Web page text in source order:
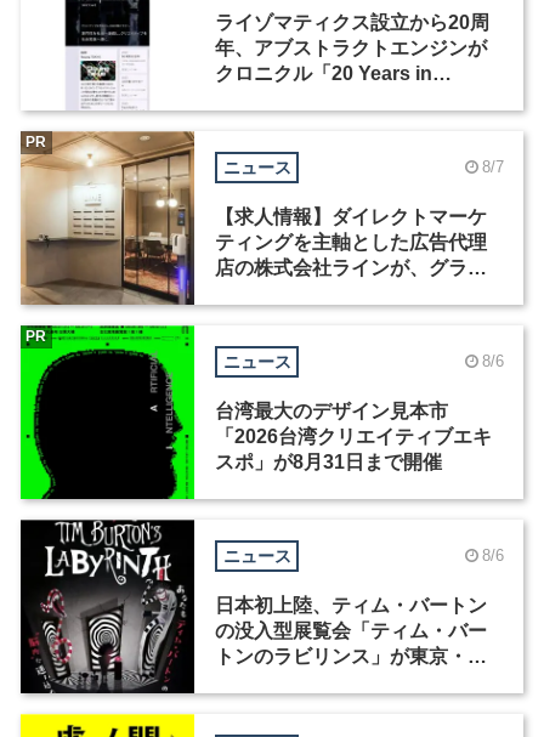
ライゾマティクス設立から20周
年、アブストラクトエンジンが
クロニクル「20 Years in
ニュース 8/7
【求人情報】ダイレクトマーケ
ティングを主軸とした広告代理
店の株式会社ラインが、グラフ
PR
ニュース 8/6
台湾最大のデザイン見本市
「2026台湾クリエイティブエキ
スポ」が8月31日まで開催
PR
ニュース 8/6
日本初上陸、ティム・バートン
の没入型展覧会「ティム・バー
トンのラビリンス」が東京・豊